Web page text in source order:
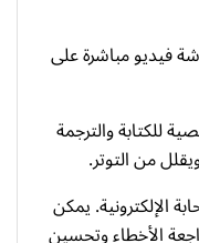
فيديو مباشرة على
للكتابة والترجمة
من التوتر.
الإلكترونية. يمكن
الأخطاء وتحسين